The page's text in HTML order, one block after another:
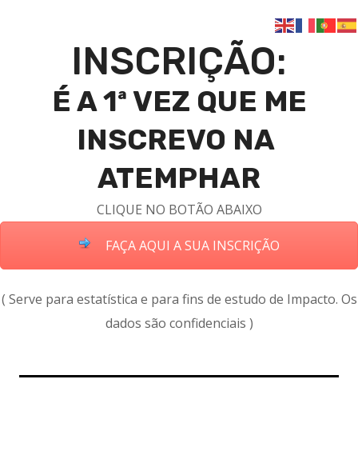
INSCRIÇÃO:
É A 1ª VEZ QUE ME
INSCREVO NA
ATEMPHAR
CLIQUE NO BOTÃO ABAIXO
FAÇA AQUI A SUA INSCRIÇÃO
( Serve para estatística e para fins de estudo de Impacto. Os
dados são confidenciais )